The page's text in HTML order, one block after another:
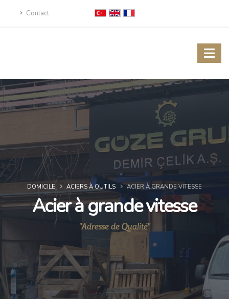
Contact
Acier à grande vitesse
"Adresse de Qualité"
DOMICILE ACIERS À OUTILS ACIER À GRANDE VITESSE